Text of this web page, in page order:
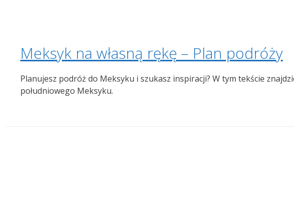
Meksyk na własną rękę – Plan podróży
Planujesz podróż do Meksyku i szukasz inspiracji? W tym tekście
południowego Meksyku.